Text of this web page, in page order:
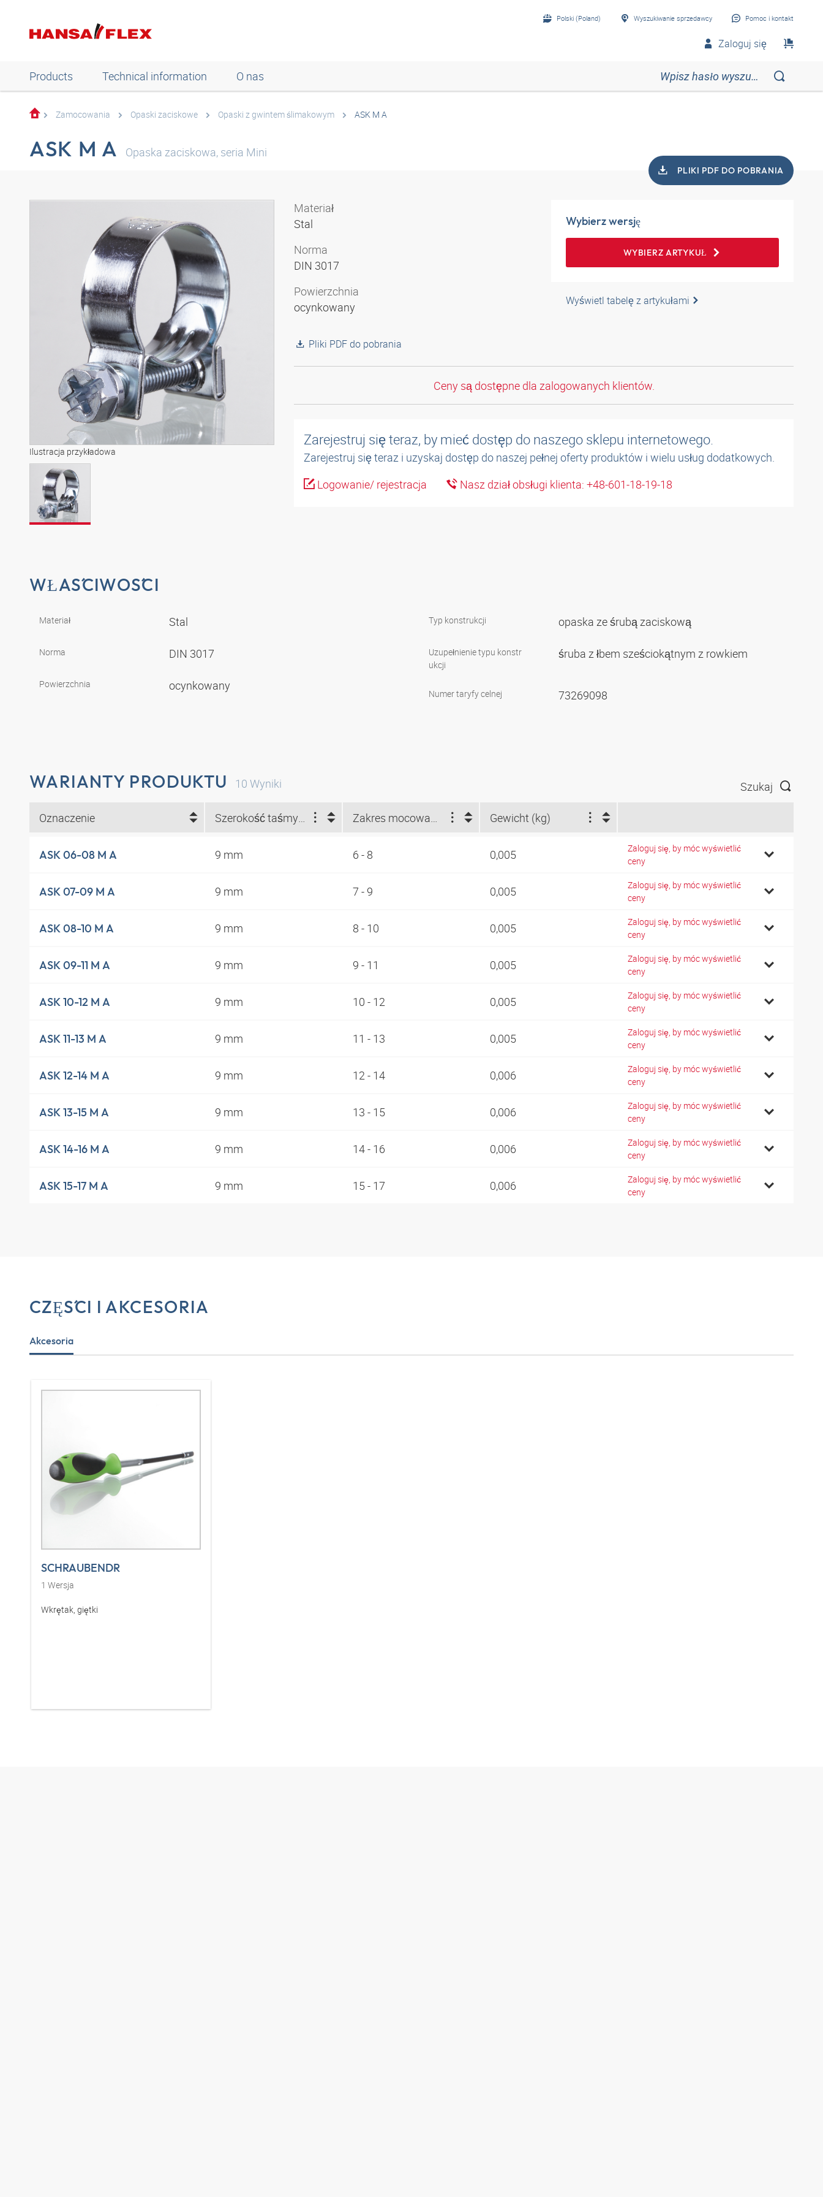
Polski (Poland) Wyszukiwanie sprzedawcy Pomoc i kontakt
Zaloguj się
Products Technical information O nas
Zamocowania Opaski zaciskowe Opaski z gwintem ślimakowym ASK M A
ASK M A Opaska zaciskowa, seria Mini
PLIKI PDF DO POBRANIA
Ilustracja przykładowa
Materiał
Stal
Norma
DIN 3017
Powierzchnia
ocynkowany
Pliki PDF do pobrania
Wybierz wersję
WYBIERZ ARTYKUŁ
Wyświetl tabelę z artykułami
Ceny są dostępne dla zalogowanych klientów.
Zarejestruj się teraz, by mieć dostęp do naszego sklepu internetowego.
Zarejestruj się teraz i uzyskaj dostęp do naszej pełnej oferty produktów i wielu usług dodatkowych.
Logowanie/ rejestracja
Nasz dział obsługi klienta: +48-601-18-19-18
WŁAŚCIWOŚCI
Materiał Stal
Norma DIN 3017
Powierzchnia ocynkowany
Typ konstrukcji opaska ze śrubą zaciskową
Uzupełnienie typu konstr
ukcji
śruba z łbem sześciokątnym z rowkiem
Numer taryfy celnej 73269098
WARIANTY PRODUKTU 10 Wyniki Szukaj
Oznaczenie Szerokość taśmy (mm) Zakres mocowania (mm) Gewicht (kg)
ASK 06-08 M A 9 mm 6 - 8 0,005
Zaloguj się, by móc wyświetlić
ceny
ASK 07-09 M A 9 mm 7 - 9 0,005
Zaloguj się, by móc wyświetlić
ceny
ASK 08-10 M A 9 mm 8 - 10 0,005
Zaloguj się, by móc wyświetlić
ceny
ASK 09-11 M A 9 mm 9 - 11 0,005
Zaloguj się, by móc wyświetlić
ceny
ASK 10-12 M A 9 mm 10 - 12 0,005
Zaloguj się, by móc wyświetlić
ceny
ASK 11-13 M A 9 mm 11 - 13 0,005
Zaloguj się, by móc wyświetlić
ceny
ASK 12-14 M A 9 mm 12 - 14 0,006
Zaloguj się, by móc wyświetlić
ceny
ASK 13-15 M A 9 mm 13 - 15 0,006
Zaloguj się, by móc wyświetlić
ceny
ASK 14-16 M A 9 mm 14 - 16 0,006
Zaloguj się, by móc wyświetlić
ceny
ASK 15-17 M A 9 mm 15 - 17 0,006
Zaloguj się, by móc wyświetlić
ceny
CZĘŚCI I AKCESORIA
Akcesoria
SCHRAUBENDR
1 Wersja
Wkrętak, giętki